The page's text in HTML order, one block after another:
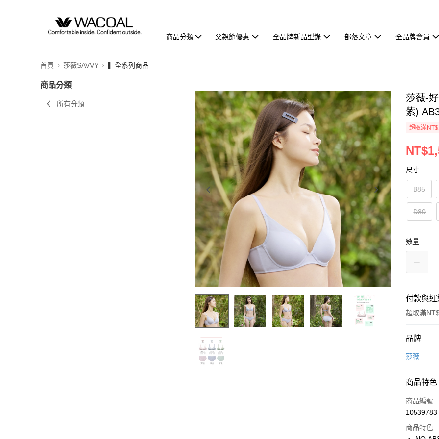
商品分類 父親節優惠 全品牌新品型錄 部落文章 全品牌會員
首頁 莎薇SAVVY ▍全系列商品
商品分類
所有分類
莎薇-
紫)
超取滿
尺寸
B85
D80
數量
付款與
超取滿
付款方式
信用卡一
街口支付
ATM付款
品牌
莎薇
商品特色
商品編號
10539783
商品特色